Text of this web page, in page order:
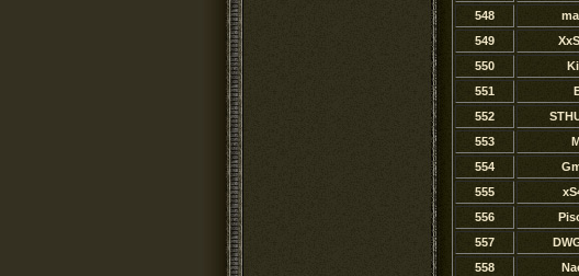
548
549
550
551
552
553
554
555
556
557
558